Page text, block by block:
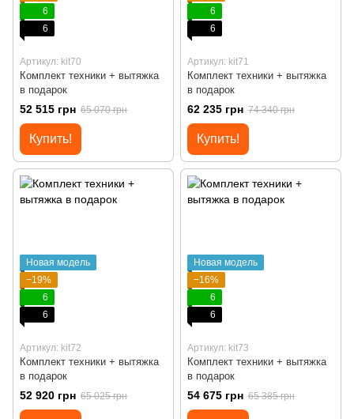
6
6
Артикул: kit70
Комплект техники + вытяжка
в подарок
52 515 грн 65 070 грн
Купить!
6
6
Артикул: kit71
Комплект техники + вытяжка
в подарок
62 235 грн 74 340 грн
Купить!
Новая модель
−19%
6
6
Артикул: kit72
Комплект техники + вытяжка
в подарок
52 920 грн 65 025 грн
Новая модель
−16%
6
6
Артикул: kit73
Комплект техники + вытяжка
в подарок
54 675 грн 65 385 грн